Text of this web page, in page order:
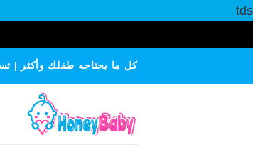
tds
كل ما يحتاجه طفلك وأكثر |